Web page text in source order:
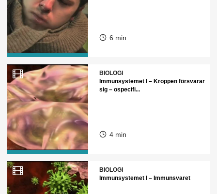
6 min
BIOLOGI
Immunsystemet I – Kroppen försvarar
sig – ospecifi...
4 min
BIOLOGI
Immunsystemet I – Immunsvaret